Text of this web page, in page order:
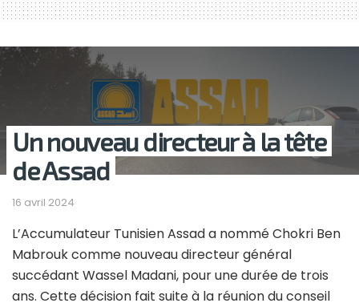
Un nouveau directeur à la tête
de Assad
16 avril 2024
L’Accumulateur Tunisien Assad a nommé Chokri Ben
Mabrouk comme nouveau directeur général
succédant Wassel Madani, pour une durée de trois
ans. Cette décision fait suite à la réunion du conseil